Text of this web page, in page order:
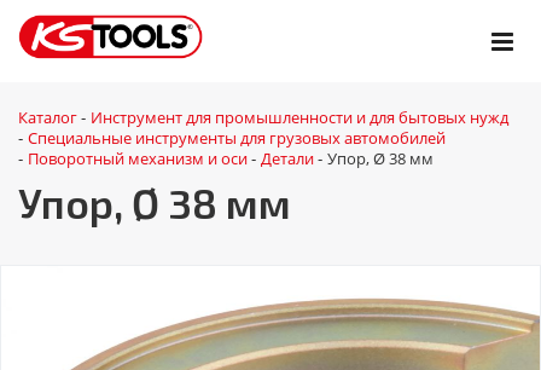
Каталог - Инструмент для промышленности и для бытовых нужд
- Специальные инструменты для грузовых автомобилей
- Поворотный механизм и оси - Детали - Упор, Ø 38 мм
Упор, Ø 38 мм